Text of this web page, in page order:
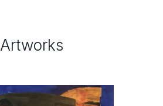
Artworks